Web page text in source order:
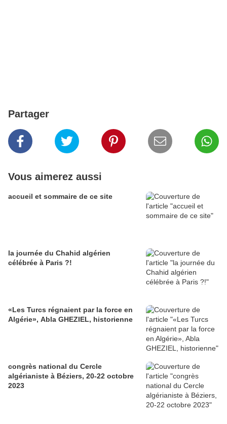
Partager
Vous aimerez aussi
accueil et sommaire de ce site
la journée du Chahid algérien
célébrée à Paris ?!
«Les Turcs régnaient par la force en
Algérie», Abla GHEZIEL, historienne
congrès national du Cercle
algérianiste à Béziers, 20-22 octobre
2023